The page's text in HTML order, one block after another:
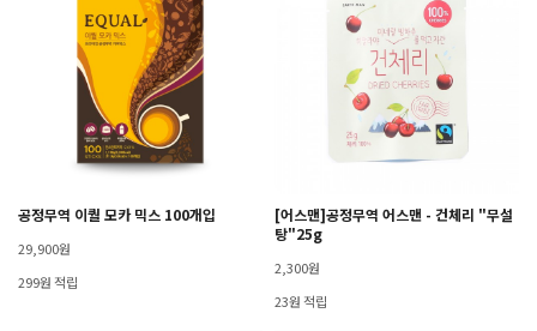
공정무역 이퀄 모카 믹스 100개입
29,900원
299원 적립
[어스맨]공정무역 어스맨 - 건체리 "무설
탕"25g
2,300원
23원 적립